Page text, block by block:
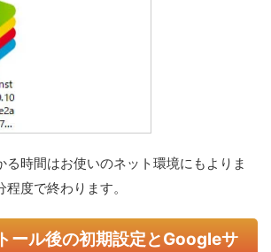
る時間はお使いのネット環境にもよりま
度で終わります。
ール後の初期設定とGoogleサ